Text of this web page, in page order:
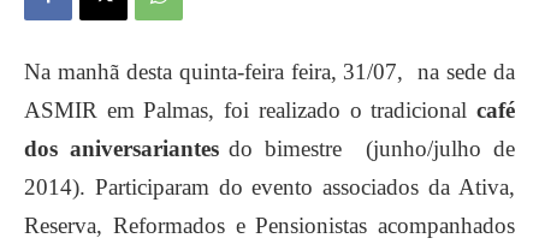
Na manhã desta quinta-feira feira, 31/07, na sede da
ASMIR em Palmas, foi realizado o tradicional café
dos aniversariantes do bimestre (junho/julho de
2014). Participaram do evento associados da Ativa,
Reserva, Reformados e Pensionistas acompanhados